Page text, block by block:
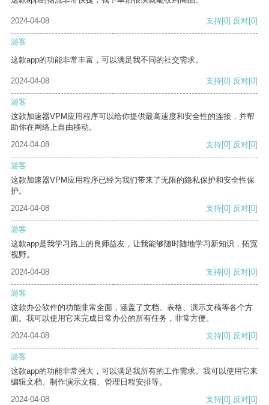
2024-04-08 支持[0] 反对[0]
游客
这款app的功能非常丰富，可以满足我不同的社交需求。
2024-04-08 支持[0] 反对[0]
游客
这款加速器VPM应用程序可以给你提供最高速度和安全性的连接，并帮
助你在网络上自由移动。
2024-04-08
支持[0] 反对[0]
游客
这款加速器VPM应用程序已经为我们带来了无限的隐私保护和安全性保
护。
2024-04-08
支持[0] 反对[0]
游客
这款app是我学习路上的良师益友，让我能够随时随地学习新知识，拓宽
视野。
2024-04-08
支持[0] 反对[0]
游客
这款办公软件的功能非常全面，涵盖了文档、表格、演示文稿等各个方
面。我可以使用它来完成日常办公的所有任务，非常方便。
2024-04-08
支持[0] 反对[0]
游客
这款app的功能非常强大，可以满足我所有的工作需求。我可以使用它来
编辑文档、制作演示文稿、管理日程安排等。
2024-04-08
支持[0] 反对[0]